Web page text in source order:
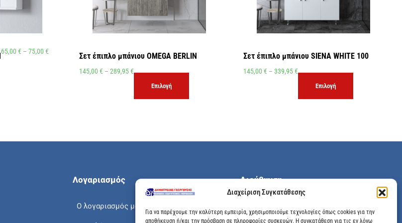
Διαχείριση Συγκατάθεσης
Για να παρέχουμε την καλύτερη εμπειρία, χρησιμοποιούμε τεχνολογίες όπως cookies για την
αποθήκευση ή/και την πρόσβαση σε πληροφορίες συσκευών. Η συγκατάθεση για τις εν λόγω
65,00 € – 75,00 € Σετ έπιπλο μπάνιου OMEGA BERLIN
145,00 € – 289,95€
Επιλογή
Σετ έπιπλο μπάνιου SIENA WHITE 100
145,00 € – 339,95€
Επιλογή
Λογαριασμός
Ο λογαριασμός μου
Διεύθυνση
Μεγάλης Χώρας 89, Αγρίνιο, Τ.Κ: 30100